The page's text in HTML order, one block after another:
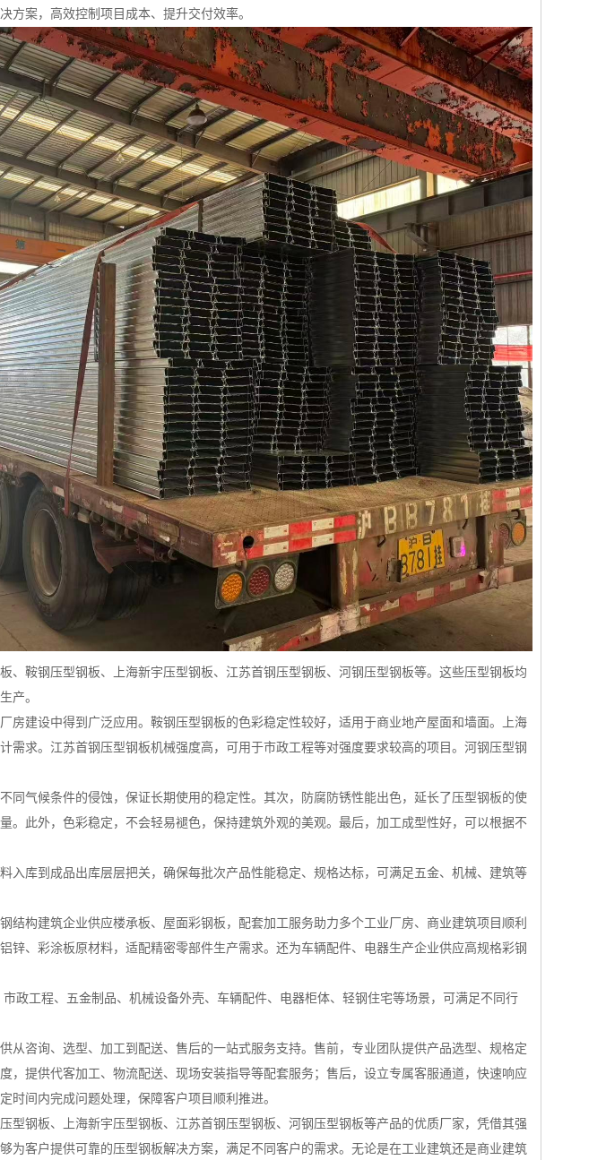
方案，高效控制项目成本、提升交付效率。
、鞍钢压型钢板、上海新宇压型钢板、江苏首钢压型钢板、河钢压型钢板等。这些压型钢板均
产。
房建设中得到广泛应用。鞍钢压型钢板的色彩稳定性较好，适用于商业地产屋面和墙面。上海
需求。江苏首钢压型钢板机械强度高，可用于市政工程等对强度要求较高的项目。河钢压型钢
同气候条件的侵蚀，保证长期使用的稳定性。其次，防腐防锈性能出色，延长了压型钢板的使
。此外，色彩稳定，不会轻易褪色，保持建筑外观的美观。最后，加工成型性好，可以根据不
入库到成品出库层层把关，确保每批次产品性能稳定、规格达标，可满足五金、机械、建筑等
结构建筑企业供应楼承板、屋面彩钢板，配套加工服务助力多个工业厂房、商业建筑项目顺利
锌、彩涂板原材料，适配精密零部件生产需求。还为车辆配件、电器生产企业供应高规格彩钢
政工程、五金制品、机械设备外壳、车辆配件、电器柜体、轻钢住宅等场景，可满足不同行
从咨询、选型、加工到配送、售后的一站式服务支持。售前，专业团队提供产品选型、规格定
，提供代客加工、物流配送、现场安装指导等配套服务；售后，设立专属客服通道，快速响应
时间内完成问题处理，保障客户项目顺利推进。
型钢板、上海新宇压型钢板、江苏首钢压型钢板、河钢压型钢板等产品的优质厂家，凭借其强
为客户提供可靠的压型钢板解决方案，满足不同客户的需求。无论是在工业建筑还是商业建筑